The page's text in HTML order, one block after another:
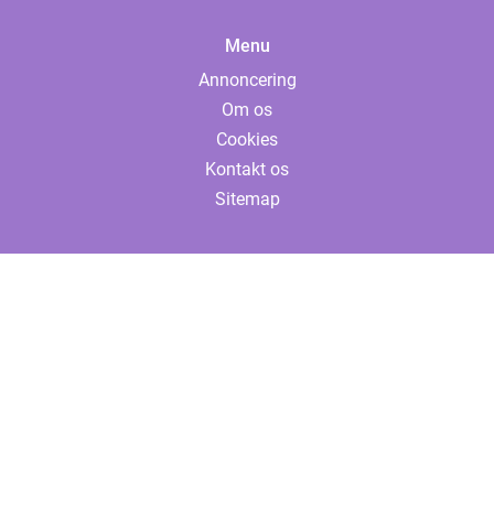
Menu
Annoncering
Om os
Cookies
Kontakt os
Sitemap